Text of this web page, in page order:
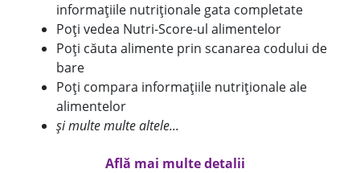
informațiile nutriționale gata completate
Poți vedea Nutri-Score-ul alimentelor
Poți căuta alimente prin scanarea codului de
bare
Poți compara informațiile nutriționale ale
alimentelor
și multe multe altele...
Află mai multe detalii